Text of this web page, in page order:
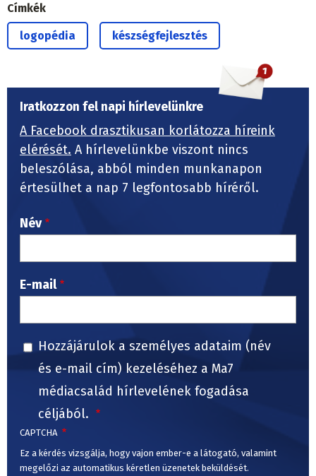
Címkék
logopédia készségfejlesztés
Iratkozzon fel napi hírlevelünkre
A Facebook drasztikusan korlátozza híreink
elérését. A hírlevelünkbe viszont nincs
beleszólása, abból minden munkanapon
értesülhet a nap 7 legfontosabb híréről.
Név
E-mail
Hozzájárulok a személyes adataim (név
és e-mail cím) kezeléséhez a Ma7
médiacsalád hírlevelének fogadása
céljából.
CAPTCHA
Ez a kérdés vizsgálja, hogy vajon ember-e a látogató, valamint
megelőzi az automatikus kéretlen üzenetek beküldését.